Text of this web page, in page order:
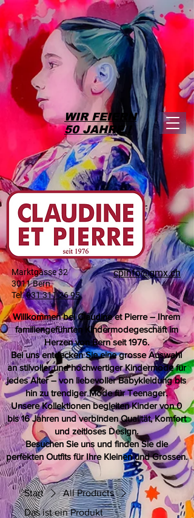
Marktgasse 32
3011 Bern
Tel.031 311 26 95
cpinfo@gmx.ch
Willkommen bei Claudine et Pierre – Ihrem
familiengeführten Kindermodegeschäft im
Herzen von Bern seit 1976.
Bei uns entdecken Sie eine grosse Auswahl
an stilvoller und hochwertiger Kindermode für
jedes Alter – von liebevoller Babykleidung bis
hin zu trendiger Mode für Teenager.
Unsere Kollektionen begleiten Kinder von 0
bis 16 Jahren und verbinden Qualität, Komfort
und zeitloses Design.
Besuchen Sie uns und finden Sie die
perfekten Outfits für Ihre Kleinen und Grossen.
WIR FEIERN
50 JAHRE !
Start
All Products
Das ist ein Produkt